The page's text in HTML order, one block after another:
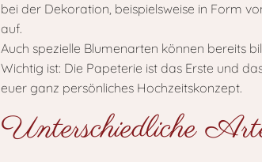
bei der Dekoration, beispielsweise in Form
auf.
Auch spezielle Blumenarten können bereits
Wichtig ist: Die Papeterie ist das Erste und
euer ganz persönliches Hochzeitskonzept.
Unterschiedliche